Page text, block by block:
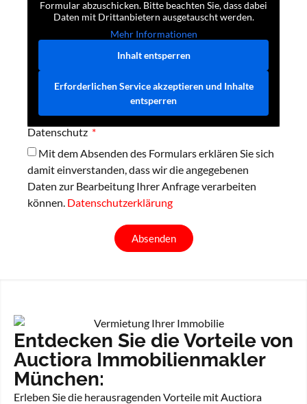
Formular abzuschicken. Bitte beachten Sie, dass dabei
Daten mit Drittanbietern ausgetauscht werden.
Mehr Informationen
Inhalt entsperren
Erforderlichen Service akzeptieren und Inhalte
entsperren
Datenschutz
Mit dem Absenden des Formulars erklären Sie sich
damit einverstanden, dass wir die angegebenen
Daten zur Bearbeitung Ihrer Anfrage verarbeiten
können. Datenschutzerklärung
Absenden
Entdecken Sie die Vorteile von
Auctiora Immobilienmakler
München:
Erleben Sie die herausragenden Vorteile mit Auctiora